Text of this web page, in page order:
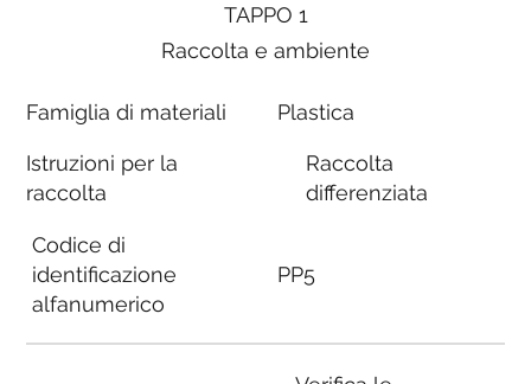
TAPPO 1
Raccolta e ambiente
Famiglia di materiali
Istruzioni per la
raccolta
Codice di
identificazione
alfanumerico
Plastica
Raccolta
differenziata
PP5